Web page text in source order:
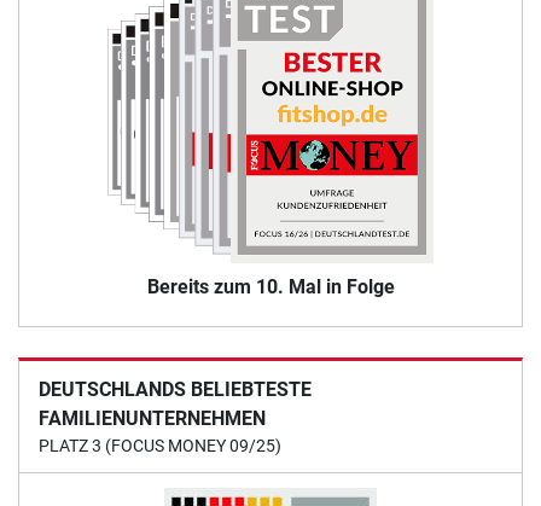
Bereits zum 10. Mal in Folge
DEUTSCHLANDS BELIEBTESTE
FAMILIENUNTERNEHMEN
PLATZ 3 (FOCUS MONEY 09/25)